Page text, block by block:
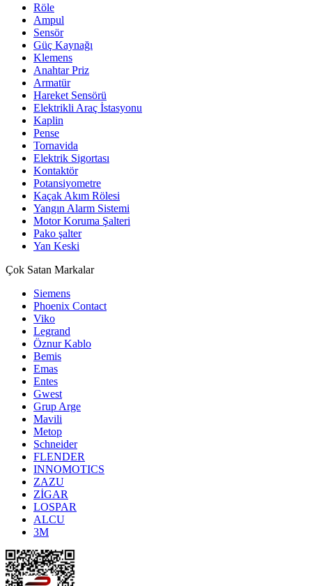
Röle
Ampul
Sensör
Güç Kaynağı
Klemens
Anahtar Priz
Armatür
Hareket Sensörü
Elektrikli Araç İstasyonu
Kaplin
Pense
Tornavida
Elektrik Sigortası
Kontaktör
Potansiyometre
Kaçak Akım Rölesi
Yangın Alarm Sistemi
Motor Koruma Şalteri
Pako şalter
Yan Keski
Çok Satan Markalar
Siemens
Phoenix Contact
Viko
Legrand
Öznur Kablo
Bemis
Emas
Entes
Gwest
Grup Arge
Mavili
Metop
Schneider
FLENDER
INNOMOTICS
ZAZU
ZİGAR
LOSPAR
ALCU
3M